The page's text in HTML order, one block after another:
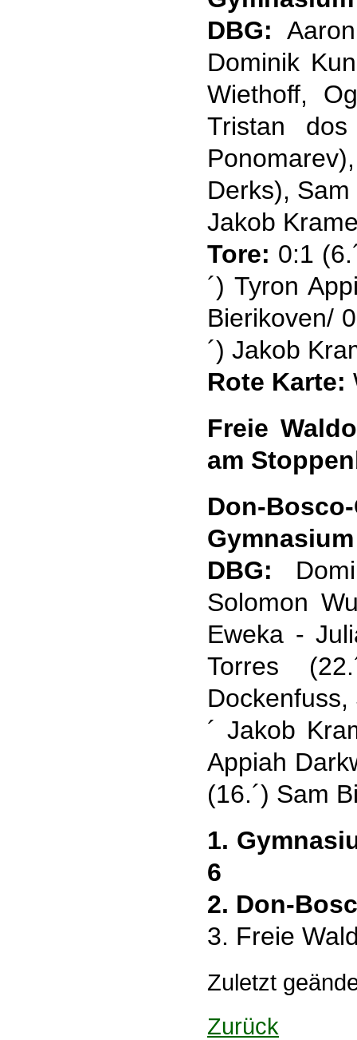
DBG:
Dominik
Wiethoff,
Tristan
Derks),
Jakob
Tore: 0:1
´) Tyron
Bierikoven/
´) Jakob
Rote Karte:
Freie
am
Don-
DBG:
Solomon
Eweka -
Torres
´ Jakob
Appiah
(16.´) Sam
1.
6
2. Don-
3. Freie
Zuletzt
Zurück